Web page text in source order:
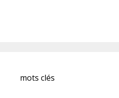
mots clés